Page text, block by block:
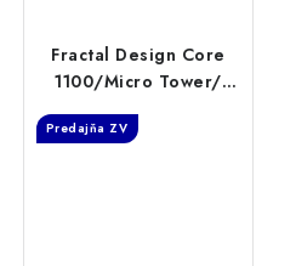
Fractal Design Core
1100/Micro Tower/
Čierna FD-CA-CORE-
1100-BL
Predajňa ZV